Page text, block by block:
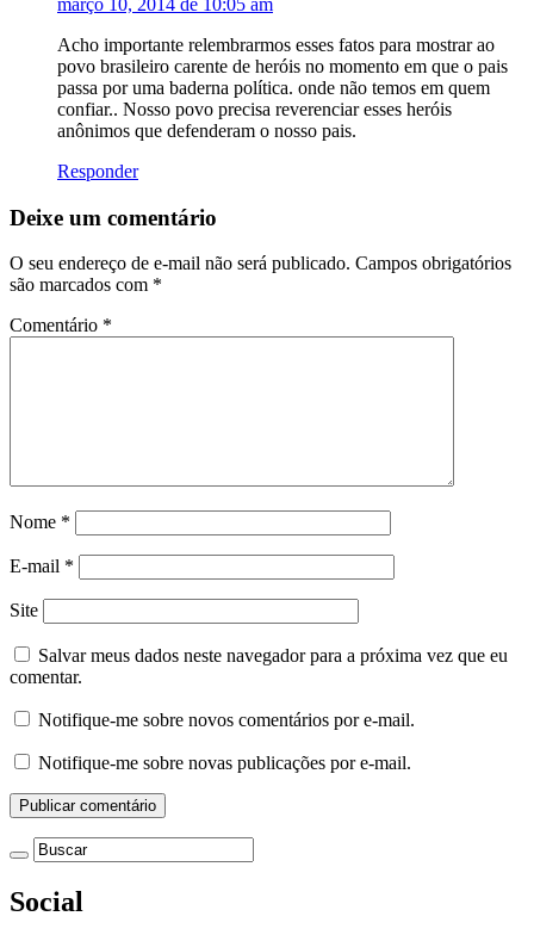
Acho importante relembrarmos esses fatos para mostrar ao
povo brasileiro carente de heróis no momento em que o pais
passa por uma baderna política. onde não temos em quem
confiar.. Nosso povo precisa reverenciar esses heróis
anônimos que defenderam o nosso pais.
Responder
Deixe um comentário
O seu endereço de e-mail não será publicado. Campos obrigatórios
são marcados com *
Comentário *
Nome *
E-mail *
Site
Salvar meus dados neste navegador para a próxima vez que eu
comentar.
Notifique-me sobre novos comentários por e-mail.
Notifique-me sobre novas publicações por e-mail.
Social